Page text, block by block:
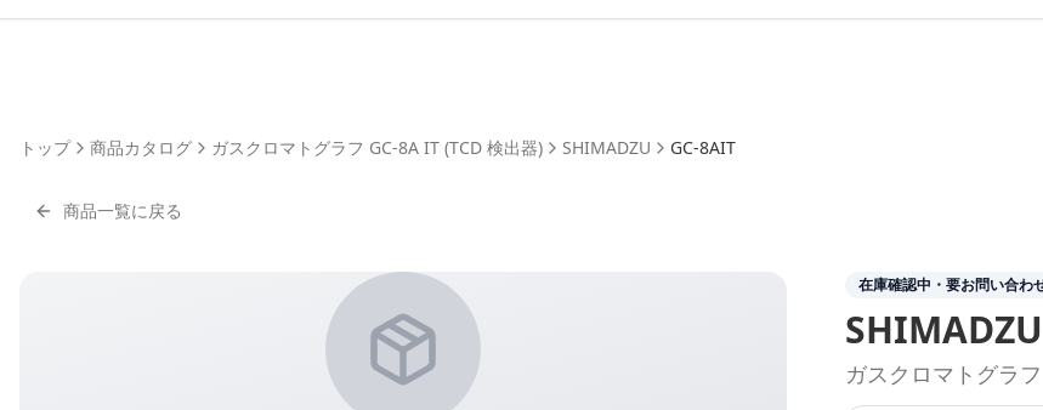
トップ 商品カタログ ガスクロマトグラフ GC-8A IT (TCD 検出器) SHIMADZU GC-8AIT
商品一覧に戻る
在庫確認中・要お問い合わ
SHIMADZU
ガスクロマトグラ